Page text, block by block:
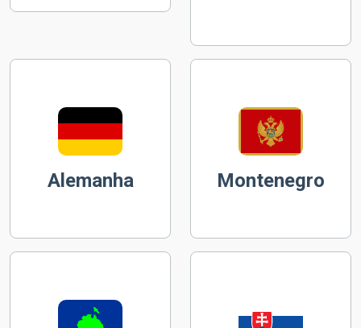
Alemanha Montenegro